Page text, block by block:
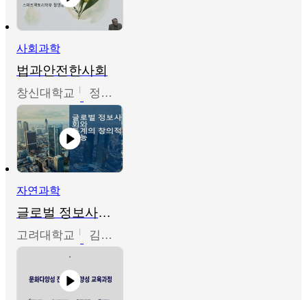
사회과학
법과안전한사회
창신대학교 정연균
자연과학
글로벌 정보사회와 통계의 창의적 기능
고려대학교 김희영